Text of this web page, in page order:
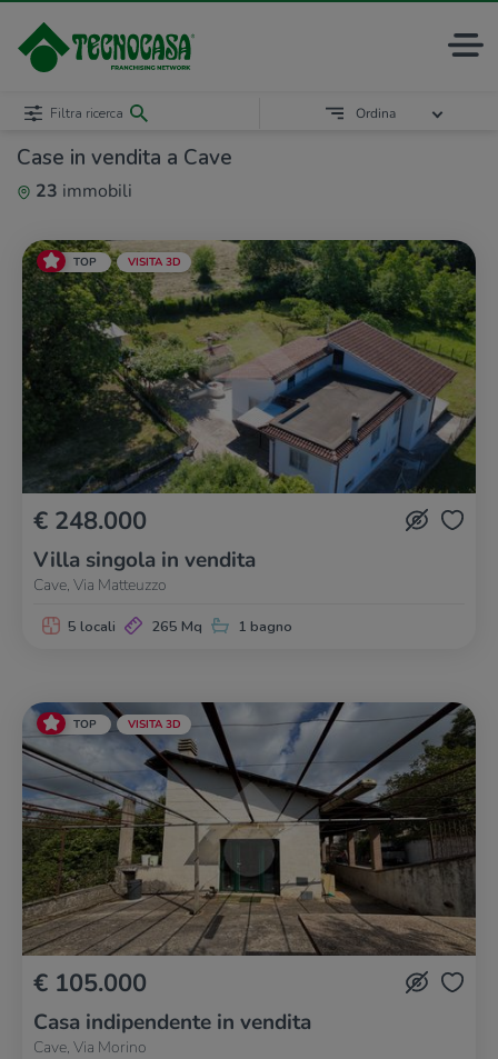
Case in vendita a Cave
23 immobili
Filtra ricerca Ordina
TOP VISITA 3D
€ 248.000
Villa singola in vendita
Cave, Via Matteuzzo
5 locali 265 Mq 1 bagno
TOP VISITA 3D
€ 105.000
Casa indipendente in vendita
Cave, Via Morino